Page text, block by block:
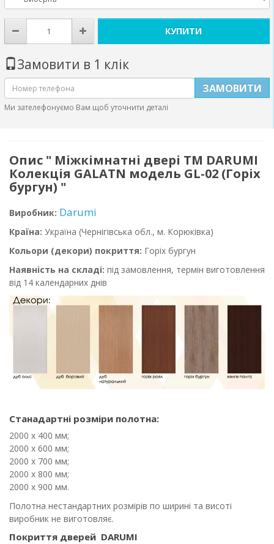
КУПИТИ
Замовити в 1 клік
ЗАМОВИТИ
Ми зателефонуємо Вам щоб уточнити деталі
Опис " Міжкімнатні двері ТМ DARUMI
Колекція GALATN модель GL-02 (Горіх
бургун) "
Виробник: Darumi
Країна: Україна (Чернігівська обл., м. Корюківка)
Кольори (декори) покриття: Горіх бургун
Наявність на складі: під замовлення, термін виготовлення
від 14 календарних днів
Станадартні розміри полотна:
2000 х 400 мм;
2000 х 600 мм;
2000 х 700 мм;
2000 х 800 мм;
2000 х 900 мм.
Полотна нестандартних розмірів по ширині та висоті
виробник не виготовляє.
Покриття дверей DARUMI